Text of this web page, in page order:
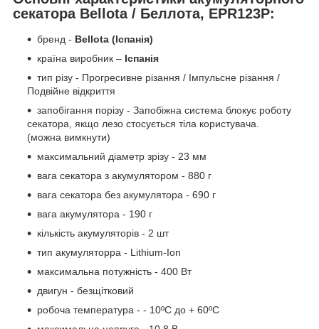
секатора Bellota / Беллота, EPR123P:
бренд - Bellota (Іспанія)
країна виробник – Іспанія
тип різу - Прогресивне різання / Імпульсне різання /
Подвійне відкриття
запобігання порізу - Запобіжна система блокує роботу
секатора, якщо лезо стосується тіла користувача.
(можна вимкнути)
максимальний діаметр зрізу - 23 мм
вага секатора з акумулятором - 880 г
вага секатора без акумулятора - 690 г
вага акумулятора - 190 г
кількість акумуляторів - 2 шт
тип акумуляторра - Lithium-Ion
максимальна потужність - 400 Вт
двигун - безщітковий
робоча температура - - 10ºC до + 60ºC